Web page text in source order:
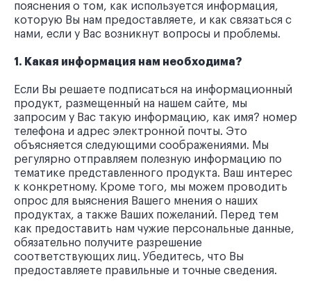
пояснения о том, как используется информация,
которую Вы нам предоставляете, и как связаться с
нами, если у Вас возникнут вопросы и проблемы.
1. Какая информация нам необходима?
Если Вы решаете подписаться на информационный
продукт, размещенный на нашем сайте, мы
запросим у Вас такую информацию, как имя? номер
телефона и адрес электронной почты. Это
объясняется следующими соображениями. Мы
регулярно отправляем полезную информацию по
тематике представленного продукта. Ваш интерес
к конкретному. Кроме того, мы можем проводить
опрос для выяснения Вашего мнения о наших
продуктах, а также Ваших пожеланий. Перед тем
как предоставить нам чужие персональные данные,
обязательно получите разрешение
соответствующих лиц. Убедитесь, что Вы
предоставляете правильные и точные сведения.